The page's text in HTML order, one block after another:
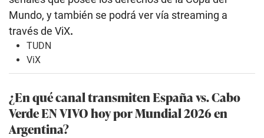
Mundo, y también se podrá ver vía streaming a
través de ViX.
TUDN
ViX
¿En qué canal transmiten España vs. Cabo
Verde EN VIVO hoy por Mundial 2026 en
Argentina?